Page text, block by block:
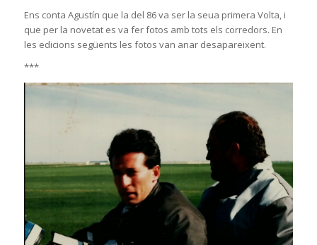
Ens conta Agustín que la del 86 va ser la seua primera Volta, i
que per la novetat es va fer fotos amb tots els corredors. En
les edicions següents les fotos van anar desapareixent.
***